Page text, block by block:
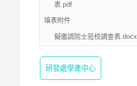
表.pdf
填表附件
擬邀請院士蒞校調查表.docx
研發處學產中心